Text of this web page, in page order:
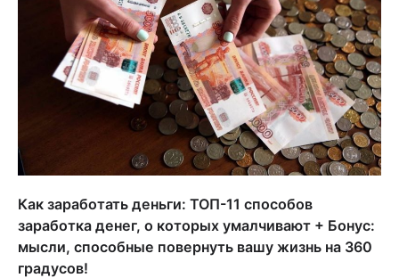
Как заработать деньги: ТОП-11 способов
заработка денег, о которых умалчивают + Бонус:
мысли, способные повернуть вашу жизнь на 360
градусов!